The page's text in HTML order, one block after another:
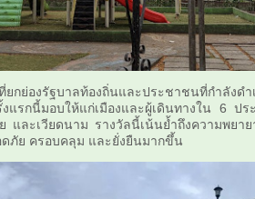
กย่องรัฐบาลท้องถิ่นและประชาชนที่กำลังด
แรกนี้มอบให้แก่เมืองและผู้เดินทางใน 6
ละเวียดนาม รางวัลนี้เน้นย้ำถึงความพยาย
ภัย ครอบคลุม และยั่งยืนมากขึ้น